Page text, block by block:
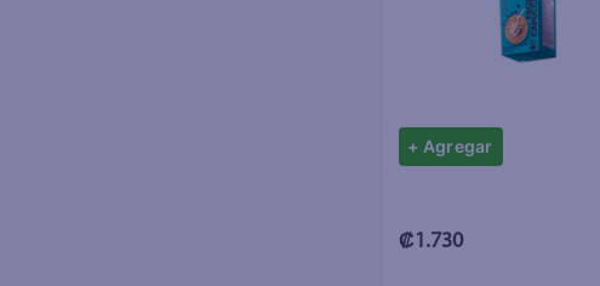
+ Agregar
₡1.730